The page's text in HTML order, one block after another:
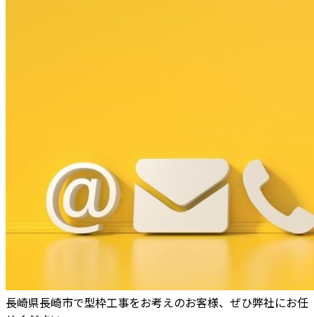
長崎県長崎市で型枠工事をお考えのお客様、ぜひ弊社にお任